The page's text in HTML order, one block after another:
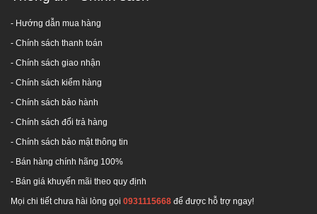
- Hướng dẫn mua hàng
- Chính sách thanh toán
- Chính sách giao nhận
- Chính sách kiểm hàng
- Chính sách bảo hành
- Chính sách đổi trả hàng
- Chính sách bảo mật thông tin
- Bán hàng chính hãng 100%
- Bán giá khuyến mãi theo quy định
Mọi chi tiết chưa hài lòng gọi 0931115668 để được hỗ trợ ngay!